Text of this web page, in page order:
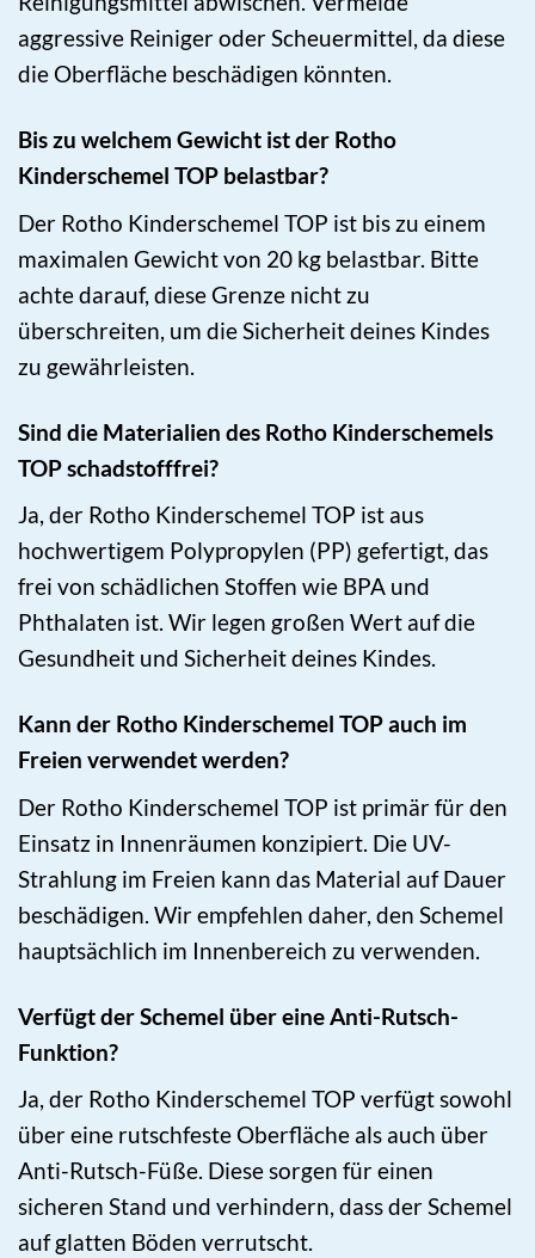
aggressive Reiniger oder Scheuermittel, da diese
die Oberfläche beschädigen könnten.
Bis zu welchem Gewicht ist der Rotho
Kinderschemel TOP belastbar?
Der Rotho Kinderschemel TOP ist bis zu einem
maximalen Gewicht von 20 kg belastbar. Bitte
achte darauf, diese Grenze nicht zu
überschreiten, um die Sicherheit deines Kindes
zu gewährleisten.
Sind die Materialien des Rotho Kinderschemels
TOP schadstofffrei?
Ja, der Rotho Kinderschemel TOP ist aus
hochwertigem Polypropylen (PP) gefertigt, das
frei von schädlichen Stoffen wie BPA und
Phthalaten ist. Wir legen großen Wert auf die
Gesundheit und Sicherheit deines Kindes.
Kann der Rotho Kinderschemel TOP auch im
Freien verwendet werden?
Der Rotho Kinderschemel TOP ist primär für den
Einsatz in Innenräumen konzipiert. Die UV-
Strahlung im Freien kann das Material auf Dauer
beschädigen. Wir empfehlen daher, den Schemel
hauptsächlich im Innenbereich zu verwenden.
Verfügt der Schemel über eine Anti-Rutsch-
Funktion?
Ja, der Rotho Kinderschemel TOP verfügt sowohl
über eine rutschfeste Oberfläche als auch über
Anti-Rutsch-Füße. Diese sorgen für einen
sicheren Stand und verhindern, dass der Schemel
auf glatten Böden verrutscht.